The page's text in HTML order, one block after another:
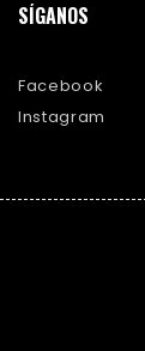
SÍGANOS
Facebook
Instagram